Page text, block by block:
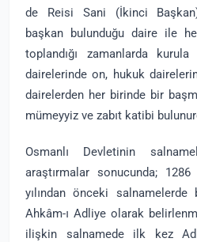
de Reisi Sani (İkinci
başkan bulunduğu daire ile
toplandığı zamanlarda
dairelerinde on, hukuk
dairelerden her birinde bir
mümeyyiz ve zabıt katibi
Osmanlı Devletinin
araştırmalar sonucunda;
yılından önceki salnamelerde
Ahkâm-ı Adliye olarak
ilişkin salnamede ilk kez